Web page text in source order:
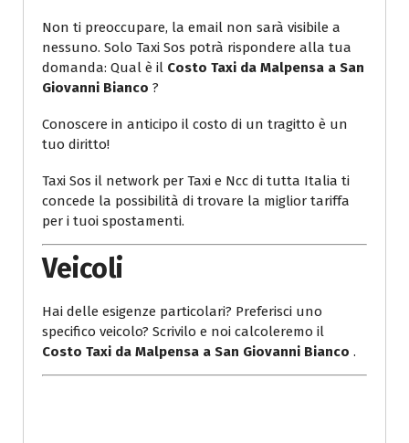
Non ti preoccupare, la email non sarà visibile a
nessuno. Solo Taxi Sos potrà rispondere alla tua
domanda: Qual è il Costo Taxi da Malpensa a San
Giovanni Bianco ?
Conoscere in anticipo il costo di un tragitto è un
tuo diritto!
Taxi Sos il network per Taxi e Ncc di tutta Italia ti
concede la possibilità di trovare la miglior tariffa
per i tuoi spostamenti.
Veicoli
Hai delle esigenze particolari? Preferisci uno
specifico veicolo? Scrivilo e noi calcoleremo il
Costo Taxi da Malpensa a San Giovanni Bianco .